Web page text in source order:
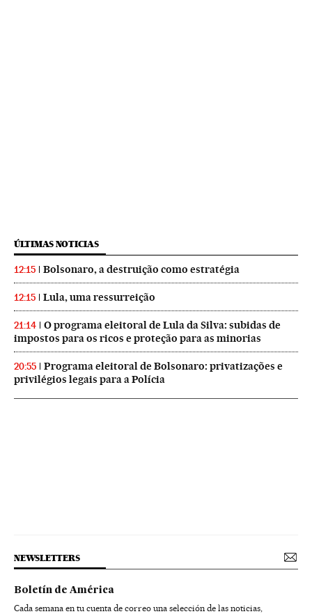
ÚLTIMAS NOTICIAS
12:15 Bolsonaro, a destruição como estratégia
12:15 Lula, uma ressurreição
21:14
O programa eleitoral de Lula da Silva: subidas de
impostos para os ricos e proteção para as minorias
20:55
Programa eleitoral de Bolsonaro: privatizações e
privilégios legais para a Polícia
NEWSLETTERS
Boletín de América
Cada semana en tu cuenta de correo una selección de las noticias,